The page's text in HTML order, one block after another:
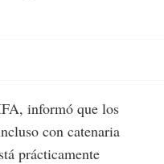
informó que los
con catenaria
prácticamente